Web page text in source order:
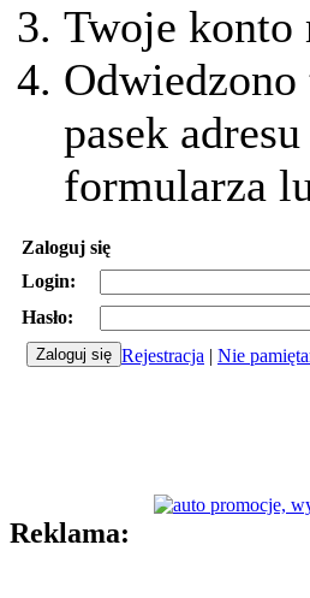
Twoje konto
pasek
formularza
Zaloguj się
Login:
Hasło:
Rejestracja | Nie
Reklama: